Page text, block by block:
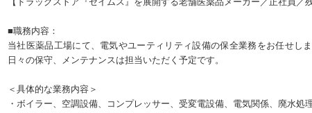
■職務内容：
当社医薬品工場にて、電気やユーティリティ設備の保全業務をお任せし
日々の保守、メンテナンスは担当いただく予定です。
＜具体的な業務内容＞
・ボイラー、空調設備、コンプレッサー、受変電設備、電気関係、廃水処